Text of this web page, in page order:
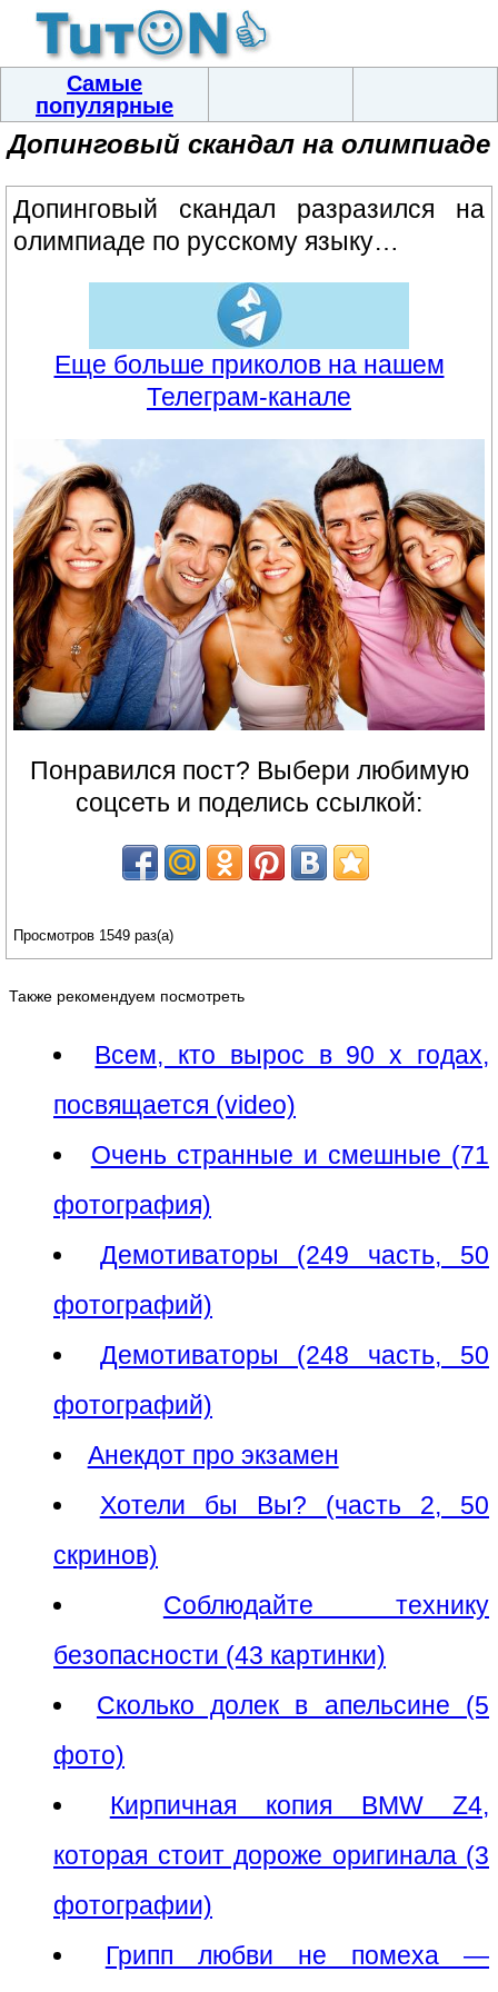
Самые
популярные
Допинговый скандал на олимпиаде
Допинговый скандал разразился на
олимпиаде по русскому языку…
Еще больше приколов на нашем
Телеграм-канале
Понравился пост? Выбери любимую
соцсеть и поделись ссылкой:
Просмотров 1549 раз(а)
Также рекомендуем посмотреть
Всем, кто вырос в 90 х годах,
посвящается (video)
Очень странные и смешные (71
фотография)
Демотиваторы (249 часть, 50
фотографий)
Демотиваторы (248 часть, 50
фотографий)
Анекдот про экзамен
Хотели бы Вы? (часть 2, 50
скринов)
Соблюдайте технику
безопасности (43 картинки)
Сколько долек в апельсине (5
фото)
Кирпичная копия BMW Z4,
которая стоит дороже оригинала (3
фотографии)
Грипп любви не помеха —